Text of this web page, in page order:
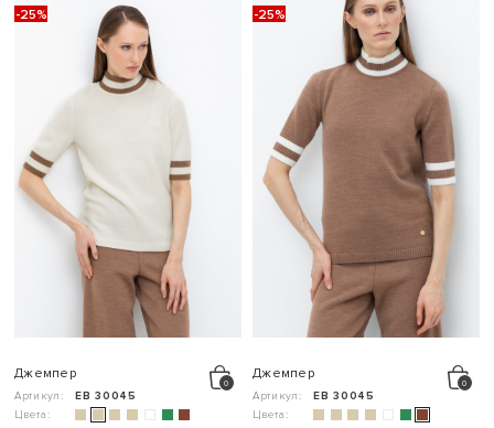
-25%
Джемпер
Артикул:
ЕВ 30045
Цвета:
-25%
Джемпер
Артикул:
ЕВ 30045
Цвета: